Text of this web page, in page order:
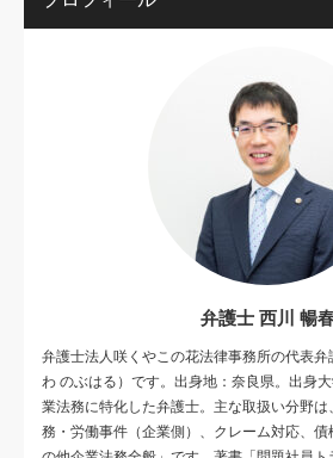
弁護士 西川 暢
弁護士法人咲くやこの花法律事務所の代表
わ のぶはる）です。出身地：奈良県。出身
業法務に特化した弁護士。主な取扱い分野
務・労働事件（企業側）、クレーム対応、